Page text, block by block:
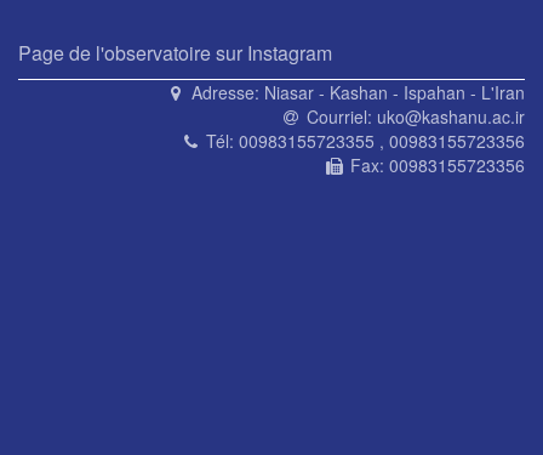
Page de l'observatoire sur Instagram
Adresse: Niasar - Kashan - Ispahan - L'Iran
Courriel: uko@kashanu.ac.ir
Tél: 00983155723355 , 00983155723356
Fax: 00983155723356